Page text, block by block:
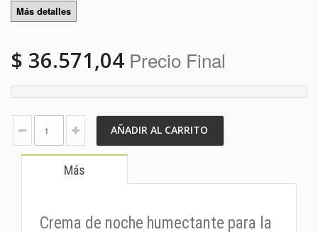
Más detalles
$ 36.571,04 Precio Final
AÑADIR AL CARRITO
Más
Crema de noche humectante para la